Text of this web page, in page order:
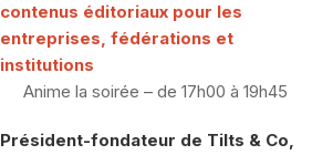
contenus éditoriaux pour les
entreprises, fédérations et
institutions
Anime la soirée – de 17h00 à 19h45
Président-fondateur de Tilts & Co,